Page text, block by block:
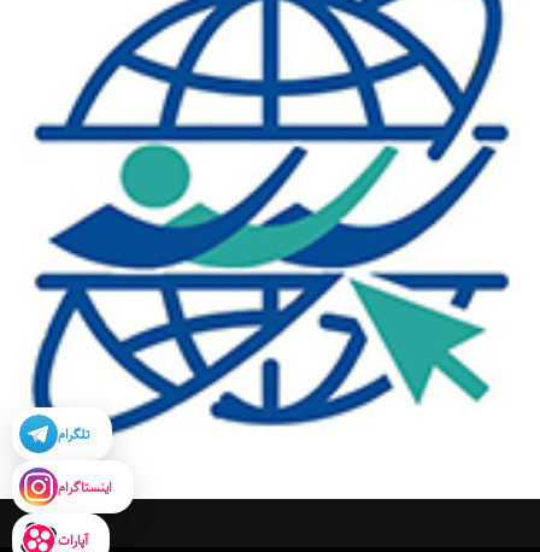
تلگرام
اینستاگرام
آپارات